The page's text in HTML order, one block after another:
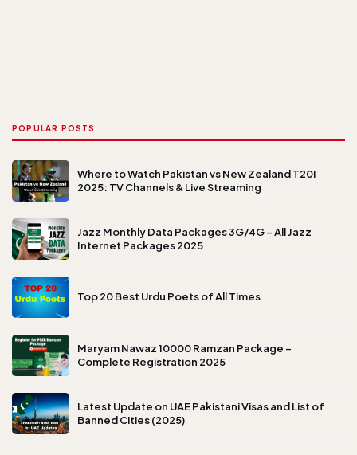
POPULAR POSTS
Where to Watch Pakistan vs New Zealand T20I
2025: TV Channels & Live Streaming
Jazz Monthly Data Packages 3G/4G – All Jazz
Internet Packages 2025
Top 20 Best Urdu Poets of All Times
Maryam Nawaz 10000 Ramzan Package –
Complete Registration 2025
Latest Update on UAE Pakistani Visas and List of
Banned Cities (2025)